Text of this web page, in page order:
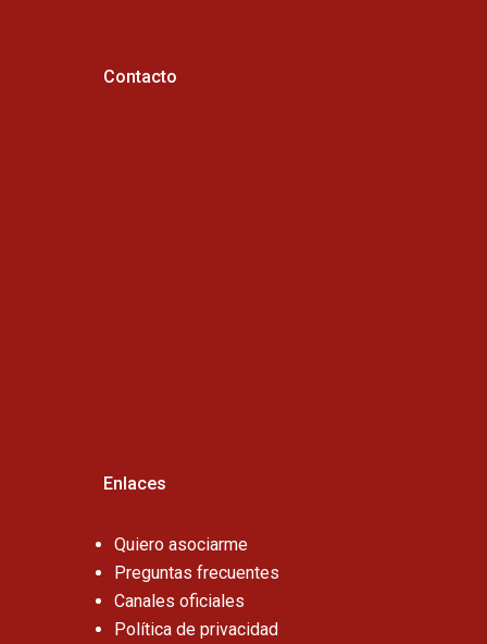
Contacto
Enlaces
Quiero asociarme
Preguntas frecuentes
Canales oficiales
Política de privacidad